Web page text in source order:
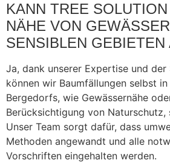
KANN TREE
NÄHE VON
SENSIBLEN GEBIETEN
Ja, dank unserer Expertise und
können wir Baumfällungen selbst
Bergedorfs, wie Gewässernähe
Berücksichtigung von Naturschutz,
Unser Team sorgt dafür, dass
Methoden angewandt und alle
Vorschriften eingehalten werden.